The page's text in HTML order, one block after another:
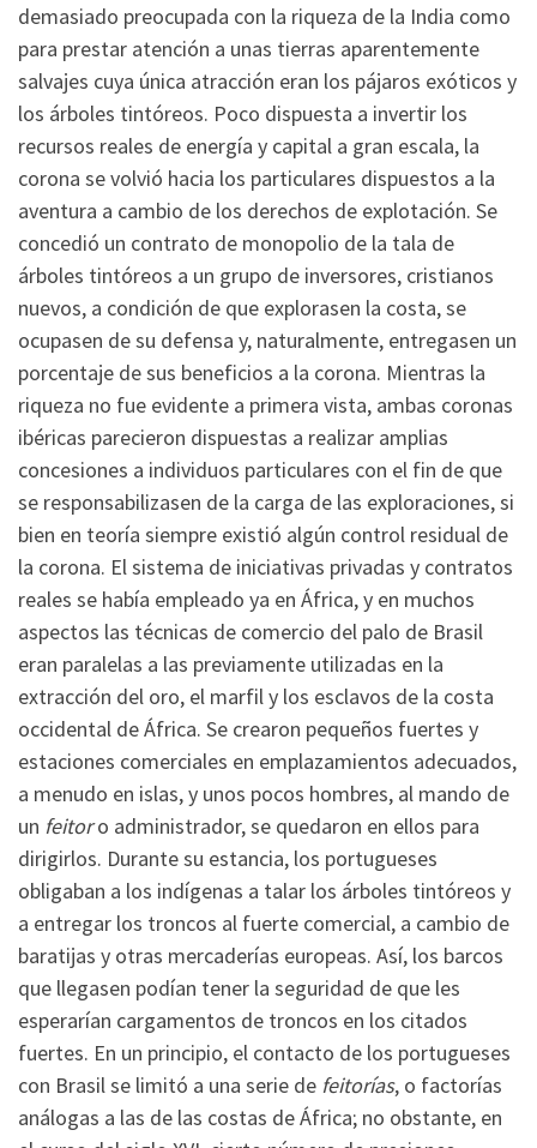
demasiado preocupada con la riqueza de la India como
para prestar atención a unas tierras aparentemente
salvajes cuya única atracción eran los pájaros exóticos y
los árboles tintóreos. Poco dispuesta a invertir los
recursos reales de energía y capital a gran escala, la
corona se volvió hacia los particulares dispuestos a la
aventura a cambio de los derechos de explotación. Se
concedió un contrato de monopolio de la tala de
árboles tintóreos a un grupo de inversores, cristianos
nuevos, a condición de que explorasen la costa, se
ocupasen de su defensa y, naturalmente, entregasen un
porcentaje de sus beneficios a la corona. Mientras la
riqueza no fue evidente a primera vista, ambas coronas
ibéricas parecieron dispuestas a realizar amplias
concesiones a individuos particulares con el fin de que
se responsabilizasen de la carga de las exploraciones, si
bien en teoría siempre existió algún control residual de
la corona. El sistema de iniciativas privadas y contratos
reales se había empleado ya en África, y en muchos
aspectos las técnicas de comercio del palo de Brasil
eran paralelas a las previamente utilizadas en la
extracción del oro, el marfil y los esclavos de la costa
occidental de África. Se crearon pequeños fuertes y
estaciones comerciales en emplazamientos adecuados,
a menudo en islas, y unos pocos hombres, al mando de
un feitoro administrador, se quedaron en ellos para
dirigirlos. Durante su estancia, los portugueses
obligaban a los indígenas a talar los árboles tintóreos y
a entregar los troncos al fuerte comercial, a cambio de
baratijas y otras mercaderías europeas. Así, los barcos
que llegasen podían tener la seguridad de que les
esperarían cargamentos de troncos en los citados
fuertes. En un principio, el contacto de los portugueses
con Brasil se limitó a una serie de feitorías, o factorías
análogas a las de las costas de África; no obstante, en